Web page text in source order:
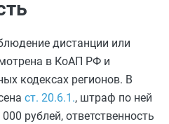
дистанции или
в КоАП РФ и
кодексах регионов. В
ст. 20.6.1., штраф по ней
рублей, ответственность